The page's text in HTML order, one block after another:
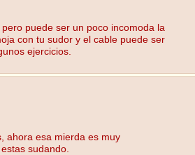
puede ser un poco incomoda la
con tu sudor y el cable puede ser
ejercicios.
ahora esa mierda es muy
sudando.